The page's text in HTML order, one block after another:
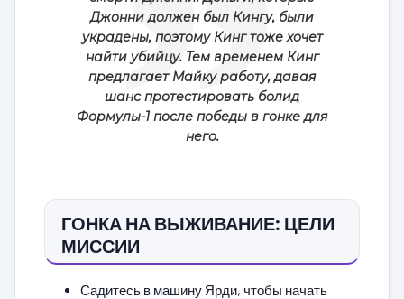
Джонни должен был Кингу, были
украдены, поэтому Кинг тоже хочет
найти убийцу. Тем временем Кинг
предлагает Майку работу, давая
шанс протестировать болид
Формулы-1 после победы в гонке для
него.
ГОНКА НА ВЫЖИВАНИЕ: ЦЕЛИ
МИССИИ
Садитесь в машину Ярди, чтобы начать